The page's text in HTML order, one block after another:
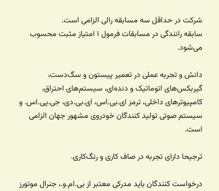
شرکت در حداقل سه مسابقه رالی الزامی است.
سابقه رانندگی در مسابقات فرمول ۱ امتیاز مثبت محسوب
می‌شود.
دانش و تجربه عملی در تعمیر پیستون و سگ‌دست،
گیربکس‌های اتوماتیک و دنده‌ای، سیستم‌های احتراق،
کامپیوترهای داخلی، ترمز ای.بی.اس، ای.بی.دی، جی.پی.اس. و
سیستم صوتی تولید کنندگان خودروی مشهور جهان الزامی
است.
ترجیحا دارای تجربه در صاف کاری و رنگ‌کاری.
درخواست کنندگان باید مدرکی معتبر از بی.ام.و.، جنرال موتورز